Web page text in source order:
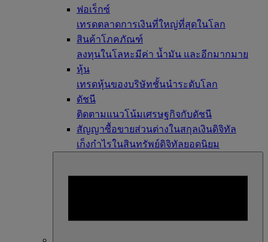
ฟอเร็กซ์
เทรดตลาดการเงินที่ใหญ่ที่สุดในโลก
สินค้าโภคภัณฑ์
ลงทุนในโลหะมีค่า น้ำมัน และอีกมากมาย
หุ้น
เทรดหุ้นของบริษัทชั้นนำระดับโลก
ดัชนี
ติดตามแนวโน้มเศรษฐกิจกับดัชนี
สัญญาซื้อขายส่วนต่างในสกุลเงินดิจิทัล
เก็งกำไรในสินทรัพย์ดิจิทัลยอดนิยม